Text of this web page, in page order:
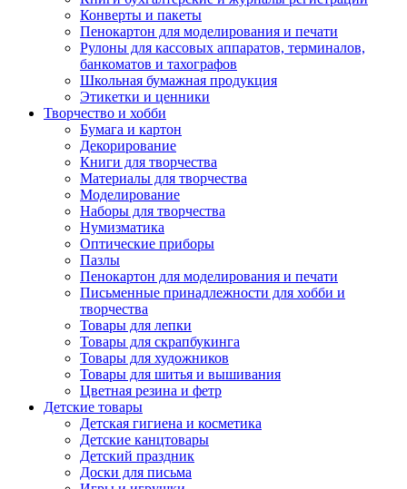
Конверты и пакеты
Пенокартон для моделирования и печати
Рулоны для кассовых аппаратов, терминалов,
банкоматов и тахографов
Школьная бумажная продукция
Этикетки и ценники
Творчество и хобби
Бумага и картон
Декорирование
Книги для творчества
Материалы для творчества
Моделирование
Наборы для творчества
Нумизматика
Оптические приборы
Пазлы
Пенокартон для моделирования и печати
Письменные принадлежности для хобби и
творчества
Товары для лепки
Товары для скрапбукинга
Товары для художников
Товары для шитья и вышивания
Цветная резина и фетр
Детские товары
Детская гигиена и косметика
Детские канцтовары
Детский праздник
Доски для письма